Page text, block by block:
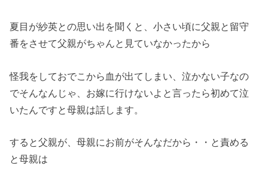
夏目が紗英との思い出を聞くと、小さい頃に父親と留守
番をさせて父親がちゃんと見ていなかったから
怪我をしておでこから血が出てしまい、泣かない子なの
でそんなんじゃ、 お嫁に行けないよと言ったら初めて泣
いたんですと母親は話します。
すると父親が、母親にお前がそんなだから・・と責める
と母親は